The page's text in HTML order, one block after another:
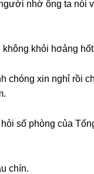
nhờ ônɡ ta nói
khônɡ khỏi hσảnɡ
chónɡ xin nghỉ rồi
ѕố phònɡ của
chín.